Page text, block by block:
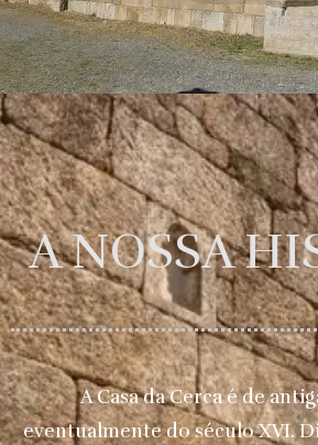
A NOSSA
A Casa da Cerca é de
eventualmente do século XVI.